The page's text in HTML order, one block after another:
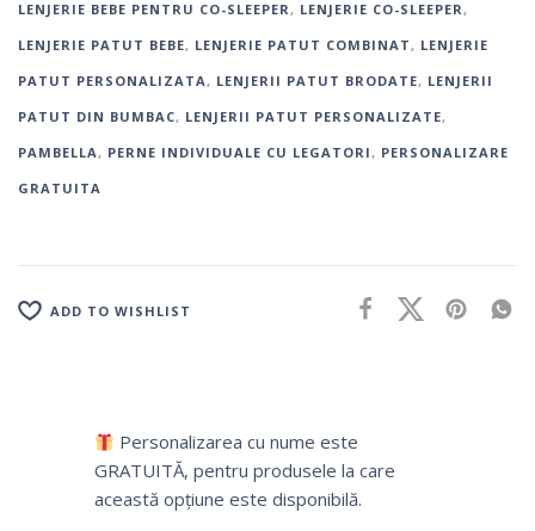
LENJERIE BEBE PENTRU CO-SLEEPER, LENJERIE CO-SLEEPER,
LENJERIE PATUT BEBE, LENJERIE PATUT COMBINAT, LENJERIE
PATUT PERSONALIZATA, LENJERII PATUT BRODATE, LENJERII
PATUT DIN BUMBAC, LENJERII PATUT PERSONALIZATE,
PAMBELLA, PERNE INDIVIDUALE CU LEGATORI, PERSONALIZARE
GRATUITA
ADD TO WISHLIST
Personalizarea cu nume este
GRATUITĂ, pentru produsele la care
această opțiune este disponibilă.